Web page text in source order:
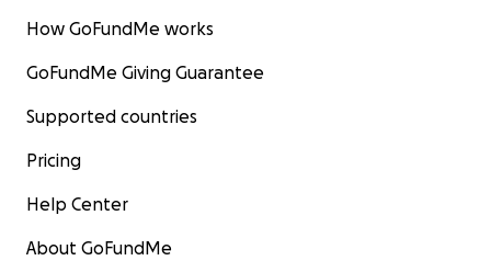
How GoFundMe works
GoFundMe Giving Guarantee
Supported countries
Pricing
Help Center
About GoFundMe